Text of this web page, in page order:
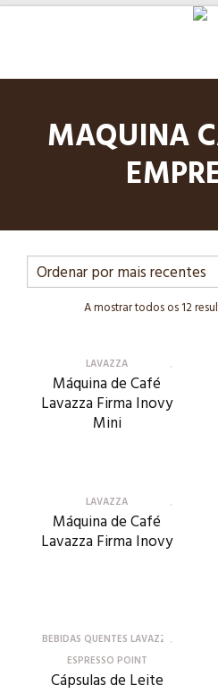
MAQUINA
A mostrar todos os 12
LAVAZZA
Máquina de Café
Lavazza Firma Inovy
Mini
LAVAZZA
Máquina de Café
Lavazza Firma Inovy
BEBIDAS QUENTES LAVAZZA
ESPRESSO POINT
Cápsulas de Leite